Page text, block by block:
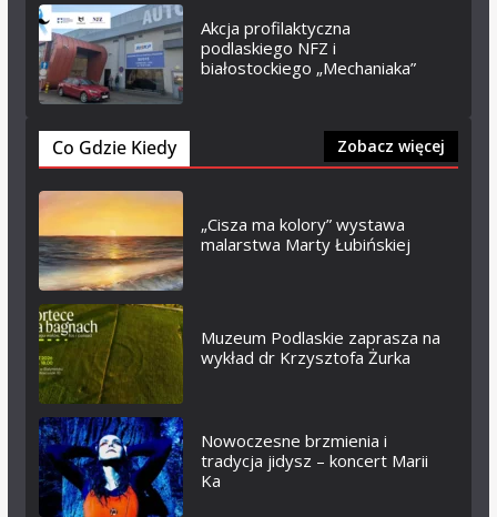
Akcja profilaktyczna
podlaskiego NFZ i
białostockiego „Mechaniaka”
Co Gdzie Kiedy Zobacz więcej
„Cisza ma kolory” wystawa
malarstwa Marty Łubińskiej
Muzeum Podlaskie zaprasza na
wykład dr Krzysztofa Żurka
Nowoczesne brzmienia i
tradycja jidysz – koncert Marii
Ka